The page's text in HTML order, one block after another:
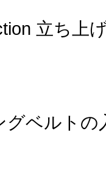
立ち上
グベルトの